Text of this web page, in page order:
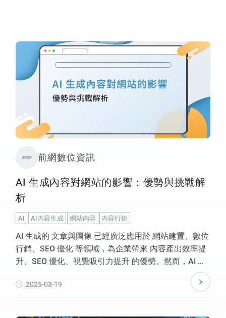
前網數位資訊
AI 生成內容對網站的影響：優勢與挑戰解
析
AI AI內容生成 網站內容 內容行銷
AI 生成的 文章與圖像 已經廣泛應用於 網站建置、數位
行銷、SEO 優化 等領域，為企業帶來 內容產出效率提
升、SEO 優化、視覺吸引力提升 的優勢。然而，AI 內
容仍然存在 品質控管、品牌一致性、SEO 風險 等挑
戰，若未妥善管理，可能影響 網站排名與用戶體驗。
本篇文章深入解析 AI 內容對網站的影響，並提供最佳
2025-03-19